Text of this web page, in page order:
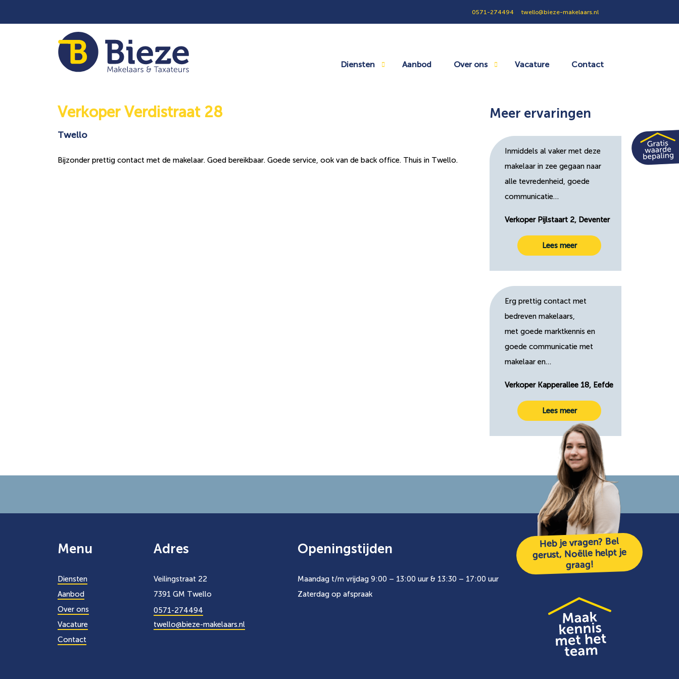
0571-274494 twello@bieze-makelaars.nl
Diensten Aanbod Over ons Vacature Contact
Verkoper Verdistraat 28
Twello
Bijzonder prettig contact met de makelaar. Goed bereikbaar. Goede service, ook van de back office. Thuis in Twello.
Meer ervaringen
Inmiddels al vaker met deze
makelaar in zee gegaan naar
alle tevredenheid, goede
communicatie…
Verkoper Pijlstaart 2, Deventer
Lees meer
Erg prettig contact met
bedreven makelaars,
met goede marktkennis en
goede communicatie met
makelaar en…
Verkoper Kapperallee 18, Eefde
Lees meer
Menu
Diensten
Aanbod
Over ons
Vacature
Contact
Adres
Veilingstraat 22
7391 GM Twello
0571-274494
twello@bieze-makelaars.nl
Openingstijden
Maandag t/m vrijdag 9:00 – 13:00 uur & 13:30 – 17:00 uur
Zaterdag op afspraak
Heb je vragen? Bel
gerust, Noëlle helpt je
graag!